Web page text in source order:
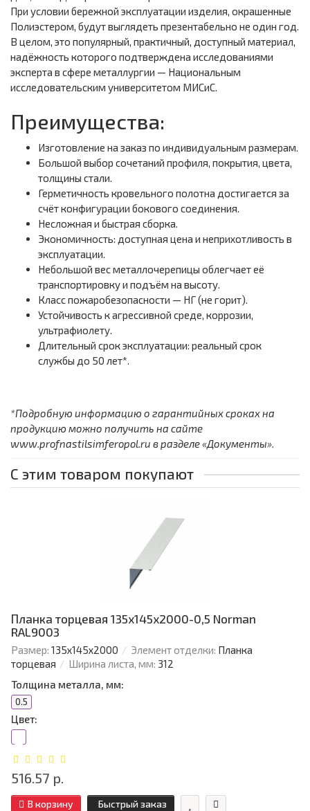
При условии бережной эксплуатации изделия, окрашенные
Полиэстером, будут выглядеть презентабельно не один год.
В целом, это популярный, практичный, доступный материал,
надёжность которого подтверждена исследованиями
эксперта в сфере металлургии — Национальным
исследовательским университетом МИСиС.
Преимущества:
Изготовление на заказ по индивидуальным размерам.
Большой выбор сочетаний профиля, покрытия, цвета,
толщины стали.
Герметичность кровельного полотна достигается за
счёт конфигурации бокового соединения.
Несложная и быстрая сборка.
Экономичность: доступная цена и неприхотливость в
эксплуатации.
Небольшой вес металлочерепицы облегчает её
транспортировку и подъём на высоту.
Класс пожаробезопасности — НГ (не горит).
Устойчивость к агрессивной среде, коррозии,
ультрафиолету.
Длительный срок эксплуатации: реальный срок
службы до 50 лет*.
*Подробную информацию о гарантийных сроках на
продукцию можно получить на сайте
www.profnastilsimferopol.ru в разделе «Документы».
С этим товаром покупают
Планка торцевая 135х145х2000-0,5 Norman
RAL9003
Размер: 135х145х2000 Элемент отделки: Планка
торцевая
Ширина листа, мм: 312
Толщина металла, мм:
0.5
Цвет:
516.57 р.
В корзину Быстрый заказ